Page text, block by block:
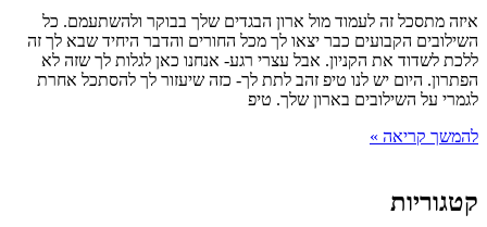
איזה מתסכל זה לעמוד מול ארון הבגדים שלך בבוקר ולהשתעמם. כל
השילובים הקבועים כבר יצאו לך מכל החורים והדבר היחיד שבא לך זה
ללכת לשדוד את הקניון. אבל עצרי רגע- אנחנו כאן לגלות לך שזה לא
הפתרון. היום יש לנו טיפ זהב לתת לך- כזה שיעזור לך להסתכל אחרת
לגמרי על השילובים בארון שלך. טיפ
להמשך קריאה »
קטגוריות